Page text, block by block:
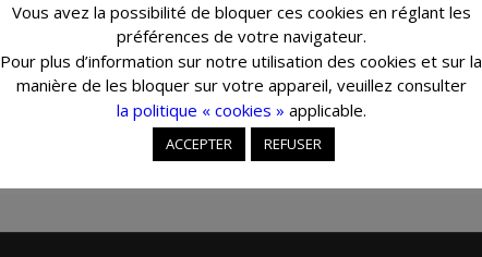
Vous avez la possibilité de bloquer ces cookies en réglant les
préférences de votre navigateur.
Pour plus d’information sur notre utilisation des cookies et sur la
manière de les bloquer sur votre appareil, veuillez consulter
la politique « cookies » applicable.
ACCEPTER REFUSER